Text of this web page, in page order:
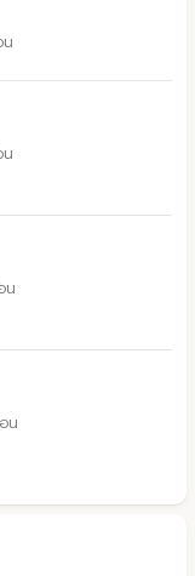
น
น
น
น